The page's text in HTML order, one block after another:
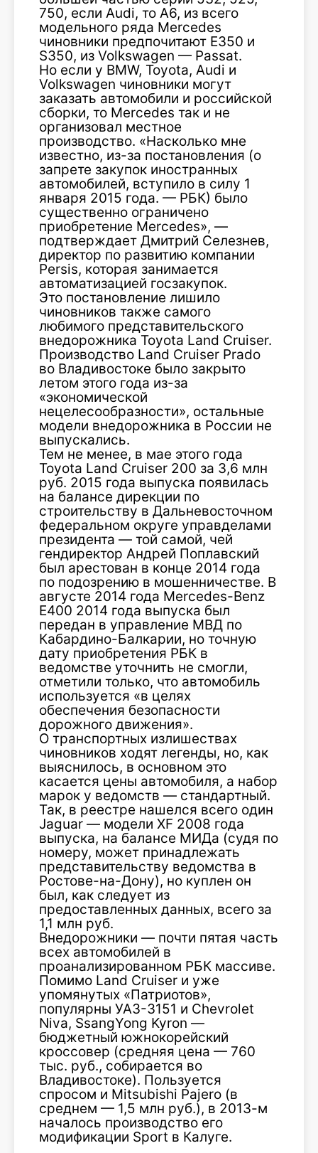
750, если Audi, то A6, из всего
модельного ряда Mercedes
чиновники предпочитают E350 и
S350, из Volkswagen — Passat.
Но если у BMW, Toyota, Audi и
Volkswagen чиновники могут
заказать автомобили и российской
сборки, то Mercedes так и не
организовал местное
производство. «Насколько мне
известно, из-за постановления (о
запрете закупок иностранных
автомобилей, вступило в силу 1
января 2015 года. — РБК) было
существенно ограничено
приобретение Mercedes», —
подтверждает Дмитрий Селезнев,
директор по развитию компании
Persis, которая занимается
автоматизацией госзакупок.
Это постановление лишило
чиновников также самого
любимого представительского
внедорожника Toyota Land Cruiser.
Производство Land Cruiser Prado
во Владивостоке было закрыто
летом этого года из-за
«экономической
нецелесообразности», остальные
модели внедорожника в России не
выпускались.
Тем не менее, в мае этого года
Toyota Land Cruiser 200 за 3,6 млн
руб. 2015 года выпуска появилась
на балансе дирекции по
строительству в Дальневосточном
федеральном округе управделами
президента — той самой, чей
гендиректор Андрей Поплавский
был арестован в конце 2014 года
по подозрению в мошенничестве. В
августе 2014 года Mercedes-Benz
E400 2014 года выпуска был
передан в управление МВД по
Кабардино-Балкарии, но точную
дату приобретения РБК в
ведомстве уточнить не смогли,
отметили только, что автомобиль
используется «в целях
обеспечения безопасности
дорожного движения».
О транспортных излишествах
чиновников ходят легенды, но, как
выяснилось, в основном это
касается цены автомобиля, а набор
марок у ведомств — стандартный.
Так, в реестре нашелся всего один
Jaguar — модели XF 2008 года
выпуска, на балансе МИДа (судя по
номеру, может принадлежать
представительству ведомства в
Ростове-на-Дону), но куплен он
был, как следует из
предоставленных данных, всего за
1,1 млн руб.
Внедорожники — почти пятая часть
всех автомобилей в
проанализированном РБК массиве.
Помимо Land Cruiser и уже
упомянутых «Патриотов»,
популярны УАЗ-3151 и Chevrolet
Niva, SsangYong Kyron —
бюджетный южнокорейский
кроссовер (средняя цена — 760
тыс. руб., собирается во
Владивостоке). Пользуется
спросом и Mitsubishi Pajero (в
среднем — 1,5 млн руб.), в 2013-м
началось производство его
модификации Sport в Калуге.